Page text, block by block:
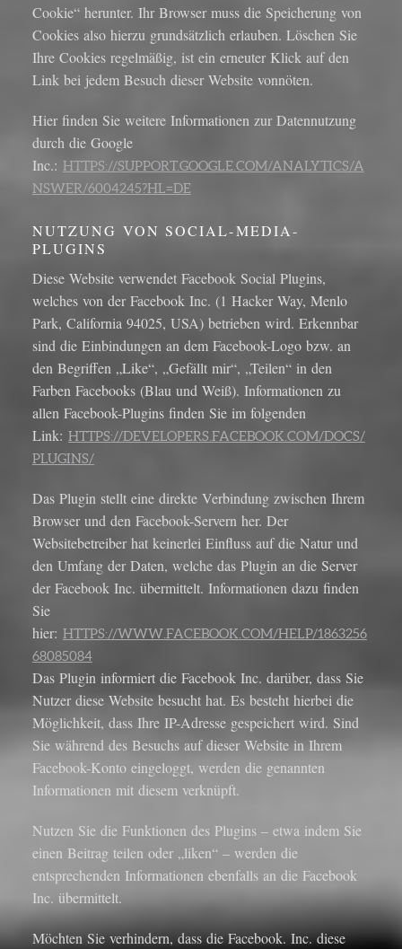
Cookie“ herunter. Ihr Browser muss die Speicherung von
Cookies also hierzu grundsätzlich erlauben. Löschen Sie
Ihre Cookies regelmäßig, ist ein erneuter Klick auf den
Link bei jedem Besuch dieser Website vonnöten.
Hier finden Sie weitere Informationen zur Datennutzung
durch die Google
Inc.: HTTPS://SUPPORT.GOOGLE.COM/ANALYTICS/A
NSWER/6004245?HL=DE
NUTZUNG VON SOCIAL-MEDIA-
PLUGINS
Diese Website verwendet Facebook Social Plugins,
welches von der Facebook Inc. (1 Hacker Way, Menlo
Park, California 94025, USA) betrieben wird. Erkennbar
sind die Einbindungen an dem Facebook-Logo bzw. an
den Begriffen „Like“, „Gefällt mir“, „Teilen“ in den
Farben Facebooks (Blau und Weiß). Informationen zu
allen Facebook-Plugins finden Sie im folgenden
Link: HTTPS://DEVELOPERS.FACEBOOK.COM/DOCS/
PLUGINS/
Das Plugin stellt eine direkte Verbindung zwischen Ihrem
Browser und den Facebook-Servern her. Der
Websitebetreiber hat keinerlei Einfluss auf die Natur und
den Umfang der Daten, welche das Plugin an die Server
der Facebook Inc. übermittelt. Informationen dazu finden
Sie
hier: HTTPS://WWW.FACEBOOK.COM/HELP/1863256
68085084
Das Plugin informiert die Facebook Inc. darüber, dass Sie
Nutzer diese Website besucht hat. Es besteht hierbei die
Möglichkeit, dass Ihre IP-Adresse gespeichert wird. Sind
Sie während des Besuchs auf dieser Website in Ihrem
Facebook-Konto eingeloggt, werden die genannten
Informationen mit diesem verknüpft.
Nutzen Sie die Funktionen des Plugins – etwa indem Sie
einen Beitrag teilen oder „liken“ – werden die
entsprechenden Informationen ebenfalls an die Facebook
Inc. übermittelt.
Möchten Sie verhindern, dass die Facebook. Inc. diese